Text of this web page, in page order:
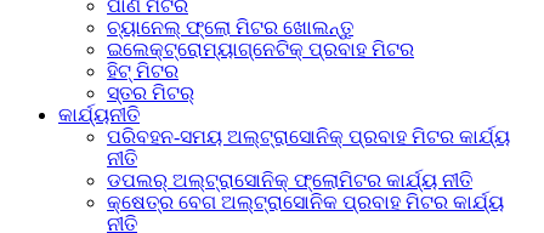
ପାଣି ମିଟର
ଚ୍ୟାନେଲ୍ ଫ୍ଲୋ ମିଟର ଖୋଲନ୍ତୁ
ଇଲେକ୍ଟ୍ରୋମ୍ୟାଗ୍ନେଟିକ୍ ପ୍ରବାହ ମିଟର
ହିଟ୍ ମିଟର
ସ୍ତର ମିଟର୍
କାର୍ଯ୍ୟନୀତି
ପରିବହନ-ସମୟ ଅଲ୍ଟ୍ରାସୋନିକ୍ ପ୍ରବାହ ମିଟର କାର୍ଯ୍ୟ
ନୀତି
ଡପଲର୍ ଅଲ୍ଟ୍ରାସୋନିକ୍ ଫ୍ଲୋମିଟର କାର୍ଯ୍ୟ ନୀତି
କ୍ଷେତ୍ର ବେଗ ଅଲ୍ଟ୍ରାସୋନିକ ପ୍ରବାହ ମିଟର କାର୍ଯ୍ୟ
ନୀତି